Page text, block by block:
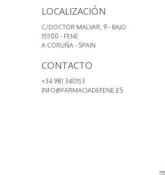
LOCALIZACIÓN
C/DOCTOR MALVAR, 9 - BAJO
15500 - FENE
A CORUÑA - SPAIN
CONTACTO
+34 981 340153
INFO@FARMACIADEFENE.ES